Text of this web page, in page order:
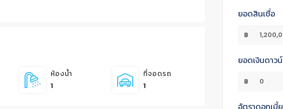
ห้องน้ำ
1
ที่จอดรถ
1
ยอดสินเชื่อ
฿
ยอดเงินดาวน์
฿